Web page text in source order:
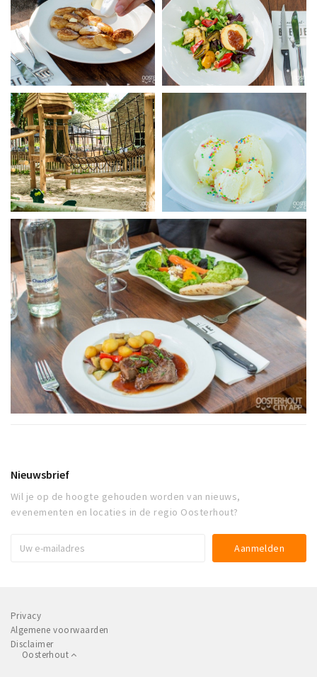
Nieuwsbrief
Wil je op de hoogte gehouden worden van nieuws,
evenementen en locaties in de regio Oosterhout?
Privacy
Algemene voorwaarden
Disclaimer
Oosterhout